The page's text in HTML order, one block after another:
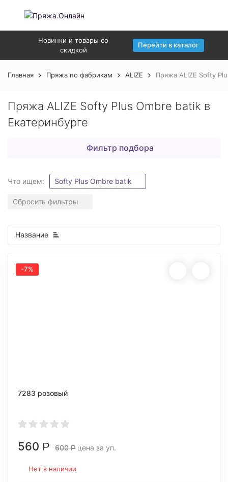
Новинки и товары со
скидкой
Перейти в каталог
Главная Пряжа по фабрикам ALIZE Пряжа ALIZE Softy
Пряжа ALIZE Softy Plus Ombre batik в
Екатеринбурге
Фильтр подбора
Что ищем: Softy Plus Ombre batik
Сбросить фильтры
Название
-7%
7283 розовый
560 Р 600Р цена за уп.
Нет в наличии